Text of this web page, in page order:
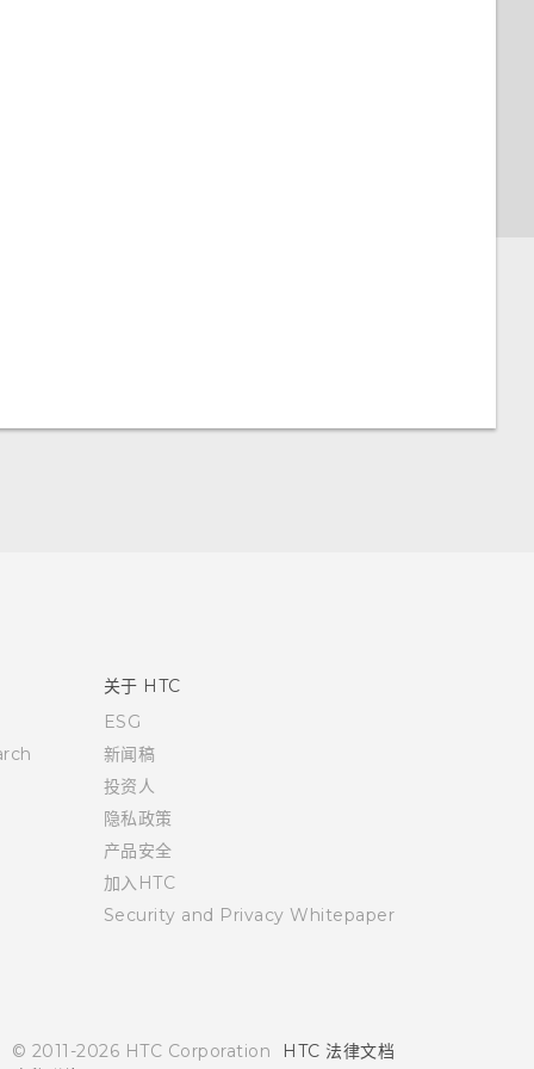
关于 HTC
ESG
新闻稿
投资人
隐私政策
产品安全
加入HTC
Security and Privacy Whitepaper
© 2011-2026 HTC Corporation
HTC 法律文档